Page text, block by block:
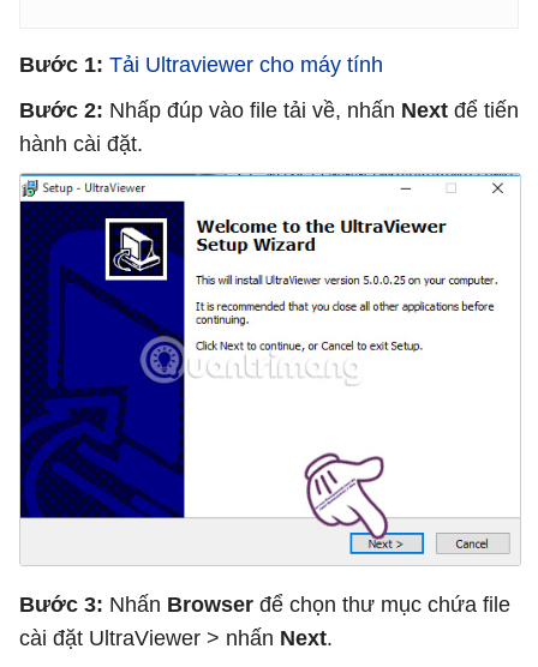
Bước 1: Tải Ultraviewer cho máy tính
Bước 2: Nhấp đúp vào file tải về, nhấn Next để tiến
hành cài đặt.
Bước 3: Nhấn Browser để chọn thư mục chứa file
cài đặt UltraViewer > nhấn Next.